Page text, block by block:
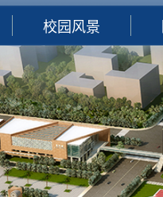
校园风景